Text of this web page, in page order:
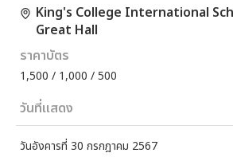
King's College International
Great Hall
ราคาบัตร
1,500 / 1,000 / 500
วันที่แสดง
วันอังคารที่ 30 กรกฎาคม 2567